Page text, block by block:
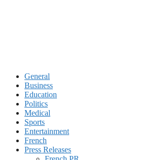
General
Business
Education
Politics
Medical
Sports
Entertainment
French
Press Releases